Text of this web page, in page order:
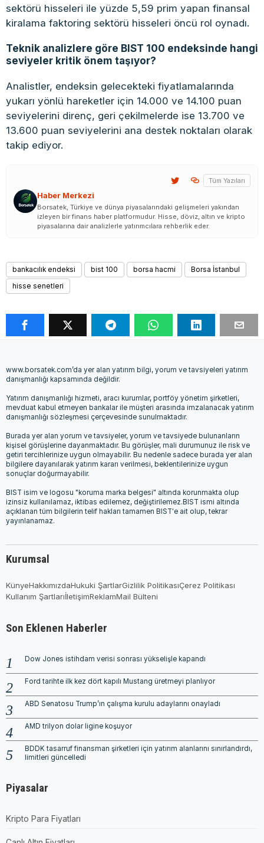
sektörü hisseleri ile yüzde 5,59 prim yapan finansal
kiralama faktoring sektörü hisseleri öncü rol oynadı.
Teknik analizlere göre BIST 100 endeksinde hangi
seviyeler kritik önem taşıyor?
Analistler, endeksin gelecekteki fiyatlamalarında
yukarı yönlü hareketler için 14.000 ve 14.100 puan
seviyelerini direnç, geri çekilmelerde ise 13.700 ve
13.600 puan seviyelerini ana destek noktaları olarak
takip ediyor.
Haber Merkezi
Tüm Yazıları
Borsatek, Türkiye ve dünya piyasalarındaki gelişmeleri yakından
izleyen bir finans haber platformudur. Hisse, döviz, altın ve kripto
piyasalarına dair analizlerle yatırımcılara rehberlik eder.
bankacılık endeksi bist 100 borsa hacmi
Borsa İstanbul
hisse senetleri
www.borsatek.com’da yer alan yatırım bilgi, yorum ve tavsiyeleri yatırım
danışmanlığı kapsamında değildir.
Yatırım danışmanlığı hizmeti, aracı kurumlar, portföy yönetim şirketleri,
mevduat kabul etmeyen bankalar ile müşteri arasında imzalanacak yatırım
danışmanlığı sözleşmesi çerçevesinde sunulmaktadır.
Burada yer alan yorum ve tavsiyeler, yorum ve tavsiyede bulunanların
kişisel görüşlerine dayanmaktadır. Bu görüşler, mali durumunuz ile risk ve
getiri tercihlerinize uygun olmayabilir. Bu nedenle sadece burada yer alan
bilgilere dayanılarak yatırım kararı verilmesi, beklentilerinize uygun
sonuçlar doğurmayabilir.
BIST isim ve logosu "koruma marka belgesi" altında korunmakta olup
izinsiz kullanılamaz, iktibas edilemez, değiştirilemez.BIST ismi altında
açıklanan tüm bilgilerin telif hakları tamamen BIST'e ait olup, tekrar
yayınlanamaz.
Kurumsal
KünyeHakkımızdaHukuki ŞartlarGizlilik PolitikasıÇerez Politikası
Kullanım ŞartlarıİletişimReklamMail Bülteni
Son Eklenen Haberler
Dow Jones istihdam verisi sonrası yükselişle kapandı
Ford tarihte ilk kez dört kapılı Mustang üretmeyi planlıyor
ABD Senatosu Trump’ın çalışma kurulu adaylarını onayladı
AMD trilyon dolar ligine koşuyor
BDDK tasarruf finansman şirketleri için yatırım alanlarını sınırlandırdı,
limitleri güncelledi
Piyasalar
Kripto Para Fiyatları